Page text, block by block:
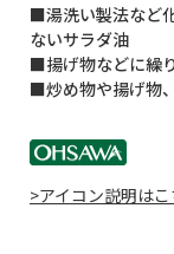
■湯洗い製法など
ないサラダ油
■揚げ物などに繰
■炒め物や揚げ物
>アイコン説明はこ